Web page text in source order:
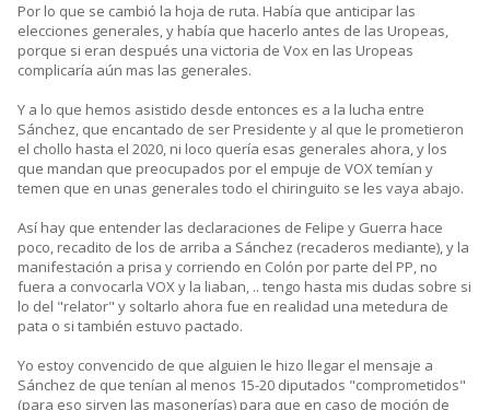
Por lo que se cambió la hoja de ruta. Había que anticipar las
elecciones generales, y había que hacerlo antes de las Uropeas,
porque si eran después una victoria de Vox en las Uropeas
complicaría aún mas las generales.
Y a lo que hemos asistido desde entonces es a la lucha entre
Sánchez, que encantado de ser Presidente y al que le prometieron
el chollo hasta el 2020, ni loco quería esas generales ahora, y los
que mandan que preocupados por el empuje de VOX temían y
temen que en unas generales todo el chiringuito se les vaya abajo.
Así hay que entender las declaraciones de Felipe y Guerra hace
poco, recadito de los de arriba a Sánchez (recaderos mediante), y la
manifestación a prisa y corriendo en Colón por parte del PP, no
fuera a convocarla VOX y la liaban, .. tengo hasta mis dudas sobre si
lo del "relator" y soltarlo ahora fue en realidad una metedura de
pata o si también estuvo pactado.
Yo estoy convencido de que alguien le hizo llegar el mensaje a
Sánchez de que tenían al menos 15-20 diputados "comprometidos"
(para eso sirven las masonerías) para que en caso de moción de